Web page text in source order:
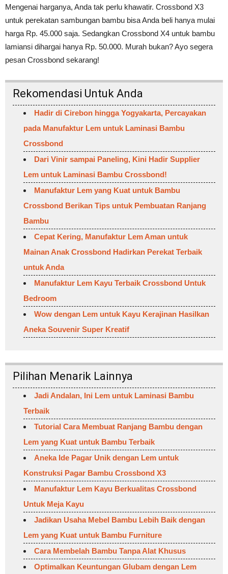
Mengenai harganya, Anda tak perlu khawatir. Crossbond X3
untuk perekatan sambungan bambu bisa Anda beli hanya mulai
harga Rp. 45.000 saja. Sedangkan Crossbond X4 untuk bambu
lamiansi dihargai hanya Rp. 50.000. Murah bukan? Ayo segera
pesan Crossbond sekarang!
Rekomendasi Untuk Anda
Hadir di Cirebon hingga Yogyakarta, Percayakan
pada Manufaktur Lem untuk Laminasi Bambu
Crossbond
Dari Vinir sampai Paneling, Kini Hadir Supplier
Lem untuk Laminasi Bambu Crossbond!
Manufaktur Lem yang Kuat untuk Bambu
Crossbond Berikan Tips untuk Pembuatan Ranjang
Bambu
Cepat Kering, Manufaktur Lem Aman untuk
Mainan Anak Crossbond Hadirkan Perekat Terbaik
untuk Anda
Manufaktur Lem Kayu Terbaik Crossbond Untuk
Bedroom
Wow dengan Lem untuk Kayu Kerajinan Hasilkan
Aneka Souvenir Super Kreatif
Pilihan Menarik Lainnya
Jadi Andalan, Ini Lem untuk Laminasi Bambu
Terbaik
Tutorial Cara Membuat Ranjang Bambu dengan
Lem yang Kuat untuk Bambu Terbaik
Aneka Ide Pagar Unik dengan Lem untuk
Konstruksi Pagar Bambu Crossbond X3
Manufaktur Lem Kayu Berkualitas Crossbond
Untuk Meja Kayu
Jadikan Usaha Mebel Bambu Lebih Baik dengan
Lem yang Kuat untuk Bambu Furniture
Cara Membelah Bambu Tanpa Alat Khusus
Optimalkan Keuntungan Glubam dengan Lem